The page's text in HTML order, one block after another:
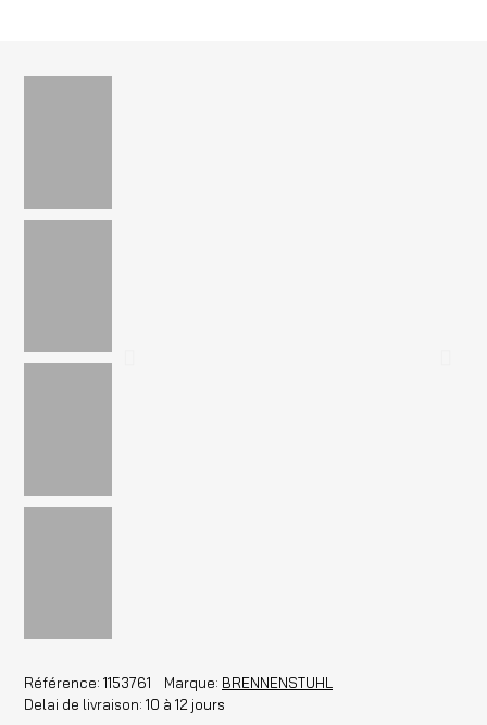
Référence 1153761 Marque BRENNENSTUHL
Delai de livraison 10 à 12 jours